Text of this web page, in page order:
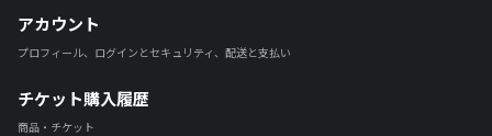
アカウント
プロフィール、ログインとセキュリティ、配送と支払い
チケット購入履歴
商品・チケット